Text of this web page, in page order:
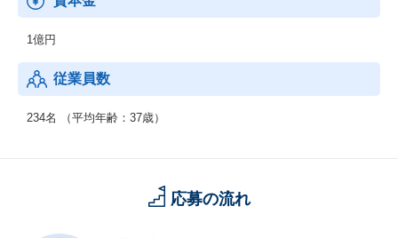
1億円
従業員数
234名 （平均年齢：37歳）
応募の流れ